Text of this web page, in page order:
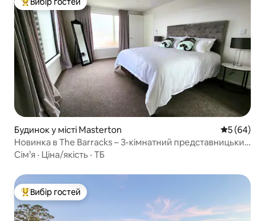
Топ вибір гостей
Будинок у місті Masterton Середня
5 (64)
Новинка в The Barracks – 3-кімнатний представницький
будинок
Сім’я · Ціна/якість · ТБ
Топ вибір гостей
Вибір гостей